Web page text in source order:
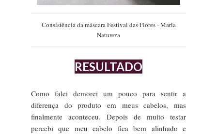
Consistência da máscara Festival das Flores - Maria
Natureza
RESULTADO
Como falei demorei um pouco para sentir a
diferença do produto em meus cabelos, mas
finalmente aconteceu. Depois de muito testar
percebi que meu cabelo fica bem alinhado e